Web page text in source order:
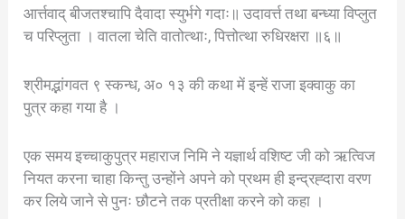
आर्त्तवाद् बीजतश्चापि दैवादा स्युर्भगे गदाः॥ उदावर्त्त तथा बन्ध्या विप्लुत
च परिप्लुता । वातला चेति वातोत्थाः, पित्तोत्था रुधिरक्षरा ॥६॥
श्रीमद्भांगवत ९ स्कन्ध, अ० १३ की कथा में इन्हें राजा इक्वाकु का
पुत्र कहा गया है ।
एक समय इच्चाकुपुत्र महाराज निमि ने यज्ञार्थ वशिष्ट जी को ऋत्विज
नियत करना चाहा किन्तु उन्होंने अपने को प्रथम ही इन्द्रह्दारा वरण
कर लिये जाने से पुनः छौटने तक प्रतीक्षा करने को कहा ।